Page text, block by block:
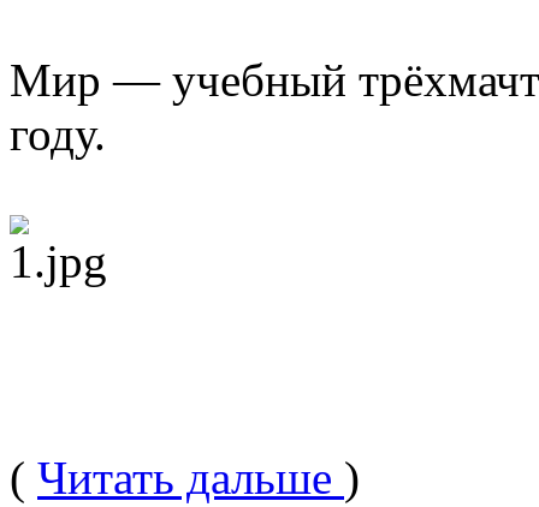
Мир — учебный
году.
( Читать дальше )